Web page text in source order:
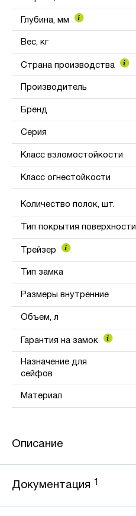
Глубина, мм
Вес, кг
Страна производства
Производитель
Бренд
Серия
Класс взломостойкости
Класс огнестойкости
Количество полок, шт.
Тип покрытия поверхности
Трейзер
Тип замка
Размеры внутренние
Объем, л
Гарантия на замок
Назначение для
сейфов
Материал
Описание
Документация